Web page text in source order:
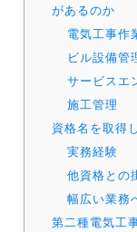
があるのか
電気工事作
ビル設備管
サービスエ
施工管理
資格名を取得
実務経験
他資格との
幅広い業務
第二種電気工